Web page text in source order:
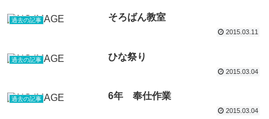
過去の記事 そろばん教室
2015.03.11
過去の記事 ひな祭り
2015.03.04
過去の記事 6年 奉仕作業
2015.03.04